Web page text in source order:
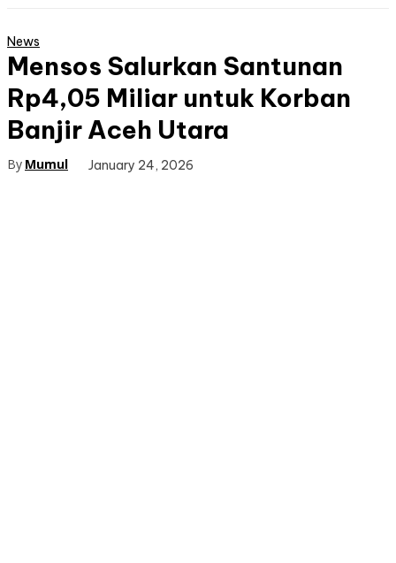
News
Mensos Salurkan Santunan
Rp4,05 Miliar untuk Korban
Banjir Aceh Utara
By Mumul January 24, 2026